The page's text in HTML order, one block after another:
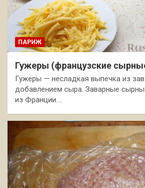
ПАРИЖ
Гужеры (французские
Гужеры — несладкая выпечка из
добавлением сыра. Заварные
из Франции.…